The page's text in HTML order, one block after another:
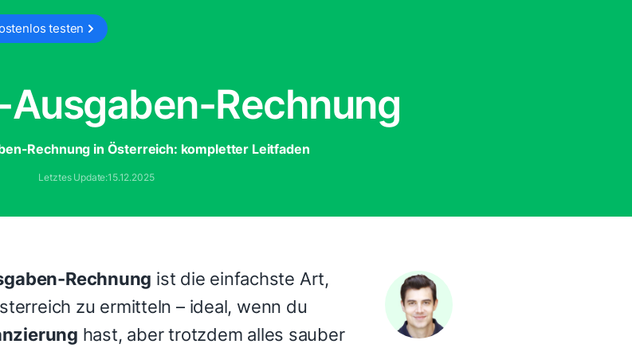
testen
Rechnung
Rechnung in Österreich: kompletter Leitfaden
Letztes Update:15.12.2025
Rechnung ist die einfachste Art,
zu ermitteln – ideal, wenn du
hast, aber trotzdem alles sauber